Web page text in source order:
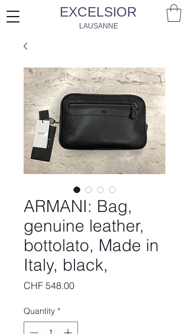
EXCELSIOR
LAUSANNE
ARMANI: Bag,
genuine leather,
bottolato, Made in
Italy, black,
CHF 548.00Price
Quantity *